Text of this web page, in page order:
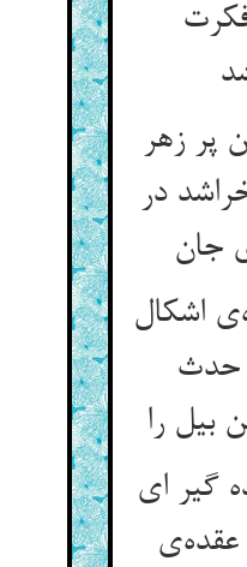
پر زهر
در
اشکال
حدث
گیر ای